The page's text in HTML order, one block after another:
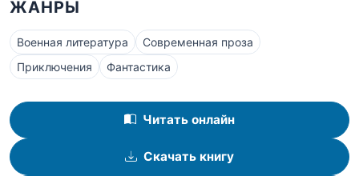
ЖАНРЫ
Военная литература
Современная проза
Приключения
Фантастика
Читать онлайн
Скачать книгу